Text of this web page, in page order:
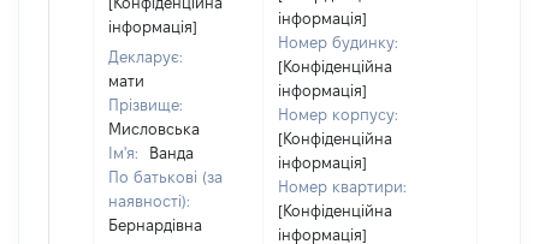
інформація]
Декларує:
мати
Прізвище:
Мисловська
Ім'я:
Ванда
По батькові (за
наявності):
Бернардівна
інформація]
Номер будинку:
[Конфіденційна
інформація]
Номер корпусу:
[Конфіденційна
інформація]
Номер квартири:
[Конфіденційна
інформація]